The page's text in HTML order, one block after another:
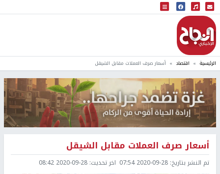
البث المباشر
إذاعة النجاح
الرئيسية اقتصاد أسعار صرف العملات مقابل الشيقل
أسعار صرف العملات مقابل الشيقل
تم النشر بتاريخ: 2020-09-28 07:54 اخر تحديث: 2020-09-28 08:42